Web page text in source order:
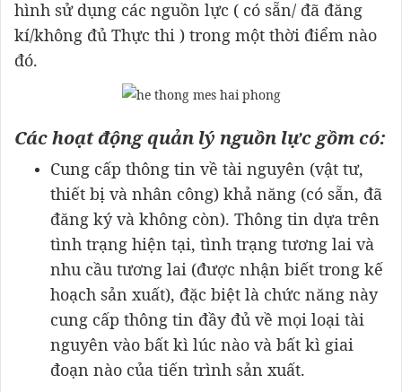
hình sử dụng các nguồn lực ( có sẵn/ đã đăng
kí/không đủ Thực thi ) trong một thời điểm nào
đó.
Các hoạt động quản lý nguồn lực gồm có:
Cung cấp thông tin về tài nguyên (vật tư,
thiết bị và nhân công) khả năng (có sẵn, đã
đăng ký và không còn). Thông tin dựa trên
tình trạng hiện tại, tình trạng tương lai và
nhu cầu tương lai (được nhận biết trong kế
hoạch sản xuất), đặc biệt là chức năng này
cung cấp thông tin đầy đủ về mọi loại tài
nguyên vào bất kì lúc nào và bất kì giai
đoạn nào của tiến trình sản xuất.